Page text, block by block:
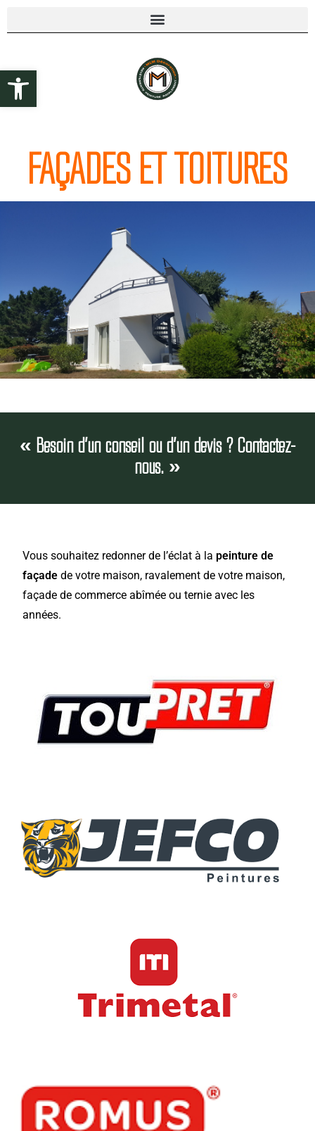
Ouvrir la barre d’outils
FAÇADES ET TOITURES
« Besoin d'un conseil ou d'un devis ? Contactez-
nous. »
Vous souhaitez redonner de l’éclat à la peinture de
façade de votre maison, ravalement de votre maison,
façade de commerce abîmée ou ternie avec les
années.